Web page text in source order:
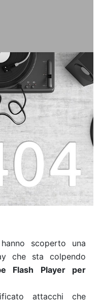
scoperto una
che sta colpendo
Flash Player per
attacchi che